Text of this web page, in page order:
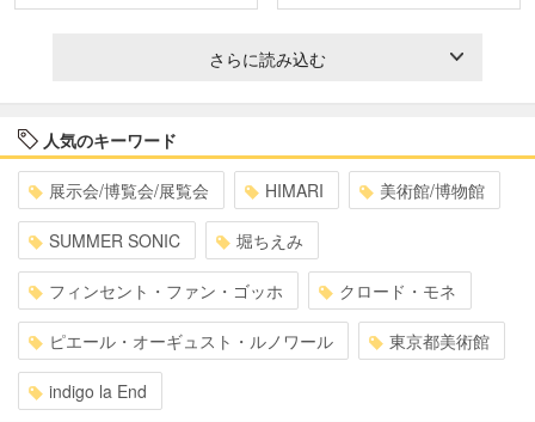
さらに読み込む
人気のキーワード
展示会/博覧会/展覧会 HIMARI 美術館/博物館
SUMMER SONIC 堀ちえみ
フィンセント・ファン・ゴッホ クロード・モネ
ピエール・オーギュスト・ルノワール 東京都美術館
indigo la End